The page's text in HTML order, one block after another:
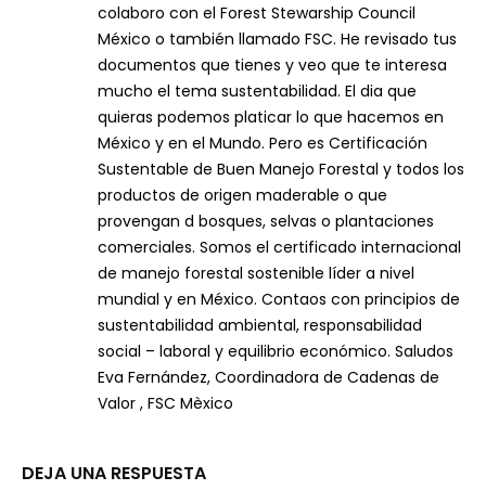
colaboro con el Forest Stewarship Council
México o también llamado FSC. He revisado tus
documentos que tienes y veo que te interesa
mucho el tema sustentabilidad. El dia que
quieras podemos platicar lo que hacemos en
México y en el Mundo. Pero es Certificación
Sustentable de Buen Manejo Forestal y todos los
productos de origen maderable o que
provengan d bosques, selvas o plantaciones
comerciales. Somos el certificado internacional
de manejo forestal sostenible líder a nivel
mundial y en México. Contaos con principios de
sustentabilidad ambiental, responsabilidad
social – laboral y equilibrio económico. Saludos
Eva Fernández, Coordinadora de Cadenas de
Valor , FSC Mèxico
DEJA UNA RESPUESTA